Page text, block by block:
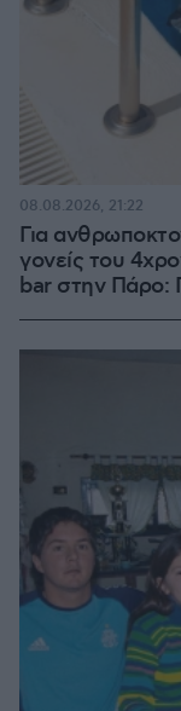
Για
γονείς του
bar στην Πάρο:
08.08.2026, 21:22